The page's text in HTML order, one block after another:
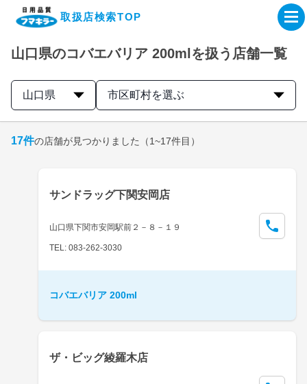
取扱店検索TOP
企業・IR情報サイト
製品情報サイト
オンラインショップ
山口県のコバエバリア 200mlを扱う店舗一覧
山口県 市区町村を選ぶ
17件の店舗が見つかりました （1~17件目）
サンドラッグ下関安岡店
山口県下関市安岡駅前２－８－１９
TEL: 083-262-3030
コバエバリア 200ml
ザ・ビッグ綾羅木店